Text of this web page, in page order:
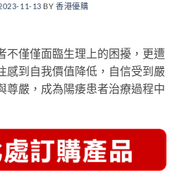
11-13 BY香港優購
不僅僅面臨生理上的困擾，更遭
感到自我價值降低，自信受到嚴
尊嚴，成為陽痿患者治療過程中